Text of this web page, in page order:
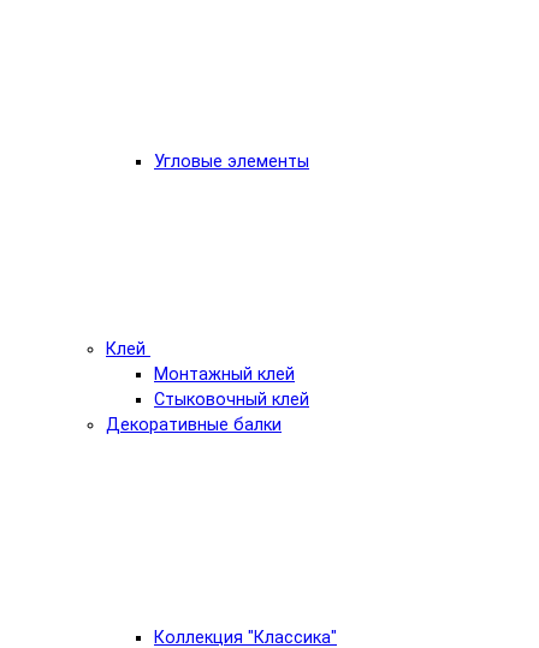
Угловые элементы
Клей
Монтажный клей
Стыковочный клей
Декоративные балки
Коллекция "Классика"